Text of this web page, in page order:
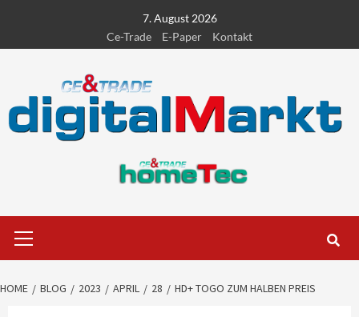
content
7. August 2026
Ce-Trade
E-Paper Kontakt
Menu
HOME BLOG 2023 APRIL 28 HD+ TOGO ZUM HALBEN PREIS